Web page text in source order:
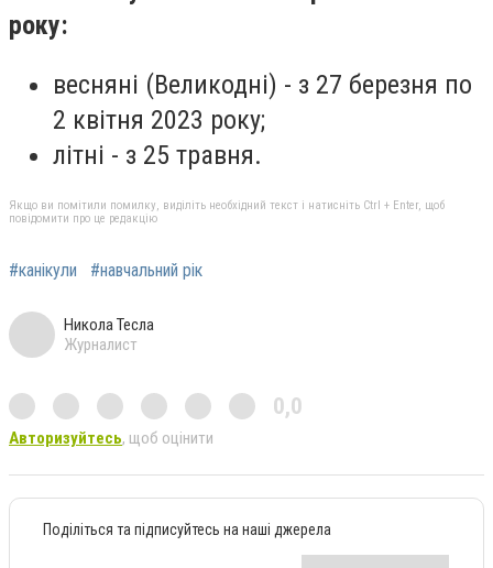
року:
весняні (Великодні) - з 27 березня по
2 квітня 2023 року;
літні - з 25 травня.
Якщо ви помітили помилку, виділіть необхідний текст і натисніть Ctrl + Enter, щоб
повідомити про це редакцію
#канікули #навчальний рік
Никола Тесла
Журналист
0,0
Авторизуйтесь, щоб оцінити
Поділіться та підписуйтесь на наші джерела